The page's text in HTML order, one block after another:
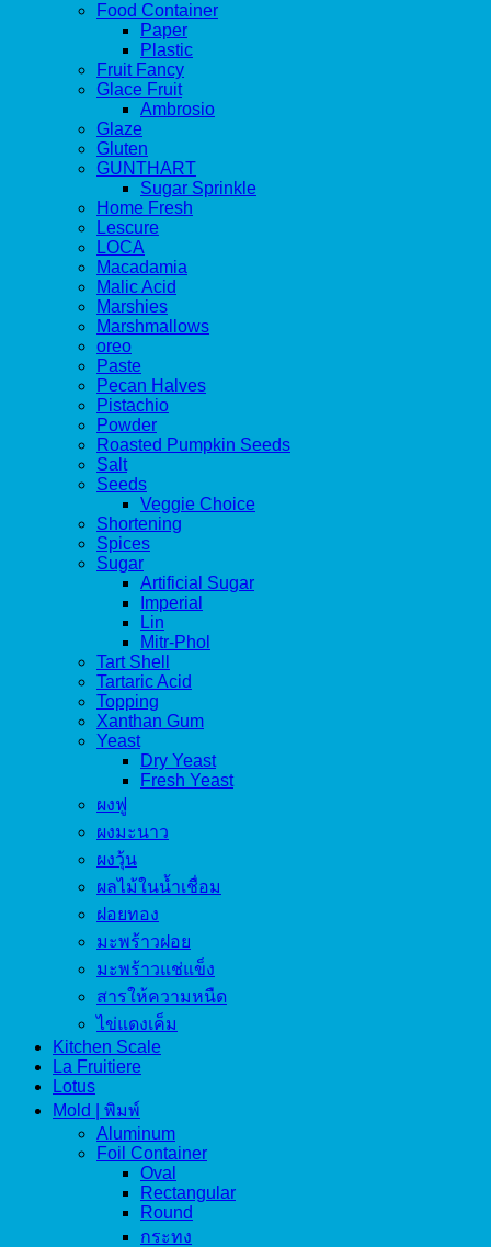
Food Container
Paper
Plastic
Fruit Fancy
Glace Fruit
Ambrosio
Glaze
Gluten
GUNTHART
Sugar Sprinkle
Home Fresh
Lescure
LOCA
Macadamia
Malic Acid
Marshies
Marshmallows
oreo
Paste
Pecan Halves
Pistachio
Powder
Roasted Pumpkin Seeds
Salt
Seeds
Veggie Choice
Shortening
Spices
Sugar
Artificial Sugar
Imperial
Lin
Mitr-Phol
Tart Shell
Tartaric Acid
Topping
Xanthan Gum
Yeast
Dry Yeast
Fresh Yeast
ผงฟู
ผงมะนาว
ผงวุ้น
ผลไม้ในน้ำเชื่อม
ฝอยทอง
มะพร้าวฝอย
มะพร้าวแช่แข็ง
สารให้ความหนืด
ไข่แดงเค็ม
Kitchen Scale
La Fruitiere
Lotus
Mold | พิมพ์
Aluminum
Foil Container
Oval
Rectangular
Round
กระทง